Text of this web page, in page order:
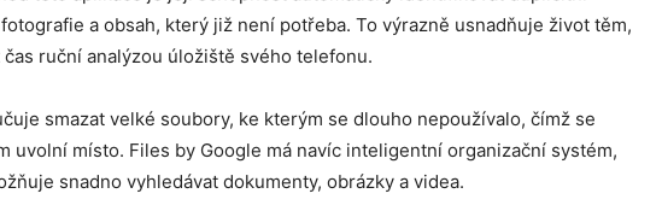
a obsah, který již není potřeba. To výrazně usnadňuje život těm,
ruční analýzou úložiště svého telefonu.
smazat velké soubory, ke kterým se dlouho nepoužívalo, čímž se
uvolní místo. Files by Google má navíc inteligentní organizační systém,
snadno vyhledávat dokumenty, obrázky a videa.